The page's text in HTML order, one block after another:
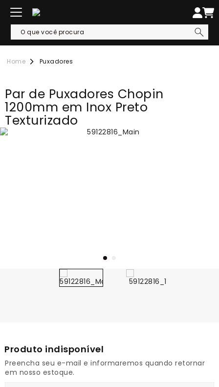
Puxadores
Par de Puxadores Chopin
1200mm em Inox Preto
Texturizado
Preencha seu e-mail e informaremos quando retornar
em nosso estoque.